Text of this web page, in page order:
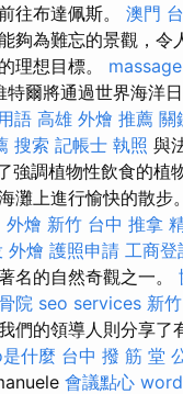
往布達佩斯。 澳門
夠為難忘的景觀，
理想目標。
爾將通過世界海洋
語 高雄 外燴 推薦 關
搜索 記帳士 執照 與
強調植物性飲食的植
灘上進行愉快的散步
外燴 新竹 台中 推拿
外燴 護照申請 工商登
名的自然奇觀之一。
院 seo services 新
們的領導人則分享
什麼 台中 撥 筋 堂
會議點心